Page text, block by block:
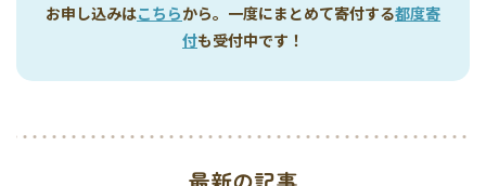
お申し込みはこちらから。一度にまとめて寄付する都度寄
付も受付中です！